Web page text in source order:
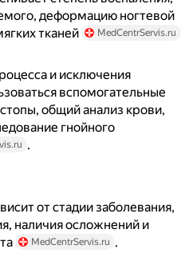
деформацию ногтевой
тканей
MedCentrServis.ru
и исключения
вспомогательные
общий анализ крови,
гнойного
.
от стадии заболевания,
наличия осложнений и
MedCentrServis.ru .